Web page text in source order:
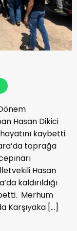
Hasan Dikici
kaybetti.
toprağa
Hasan
kaldırıldığı
Merhum
Karşıyaka […]